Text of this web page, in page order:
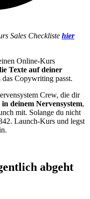
Sales Checkliste hier
Online-Kurs
Texte auf deiner
das Copywriting passt.
Crew, die dir
deinem Nervensystem,
mit. Solange du nicht
Launch-Kurs und legst
abgeht